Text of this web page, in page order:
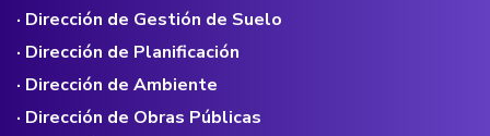
· Dirección de Gestión de Suelo
· Dirección de Planificación
· Dirección de Ambiente
· Dirección de Obras Públicas